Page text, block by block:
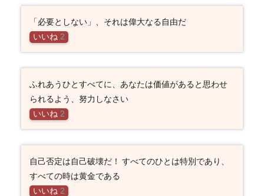
「必要としない」、それは偉大なる自由だ
いいね 2
ふれあうひとすべてに、あなたは価値があると思わせ
られるよう、努力しなさい
いいね 2
自己否定は自己破壊だ！ すべてのひとは特別であり、
すべての時は黄金である
いいね 2